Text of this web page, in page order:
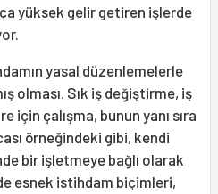
yüksek gelir getiren işlerde
yasal düzenlemelerle
olması. Sık iş değiştirme, iş
için çalışma, bunun yanı sıra
örneğindeki gibi, kendi
bir işletmeye bağlı olarak
esnek istihdam biçimleri,